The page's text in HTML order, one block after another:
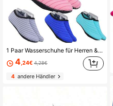
1 Paar Wasserschuhe für Herren & Damen, schnelltrocknend mit weicher Sohle Aqua Socken für Schwimmen, Bootfahren, Angeln, Yoga, Wassergymnastik, fallen klein aus, empfehlen 2 Größen größer zu bestellen, Strandutensilien, Pool Schwimmhilfe
4,24€ 4,28€
4andere Händler